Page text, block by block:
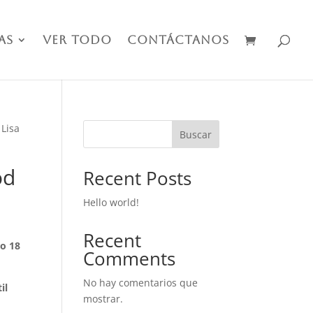
Ver Todo Contáctanos
18
Buscar
Recent Posts
Hello world!
Recent
Comments
No hay comentarios que
mostrar.